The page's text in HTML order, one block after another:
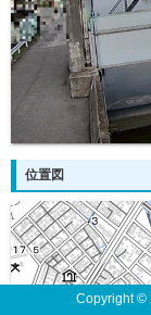
位置図
Copyright ©